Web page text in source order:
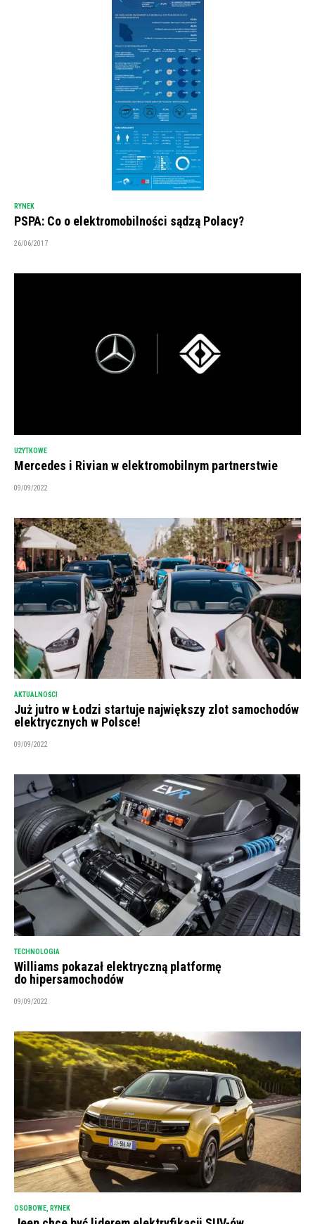
RYNEK
PSPA: Co o elektromobilności sądzą Polacy?
26/06/2017
UŻYTKOWE
Mercedes i Rivian w elektromobilnym partnerstwie
09/09/2022
AKTUALNOŚCI
Już jutro w Łodzi startuje największy zlot samochodów
elektrycznych w Polsce!
09/09/2022
TECHNOLOGIA
Williams pokazał elektryczną platformę
do hipersamochodów
09/09/2022
OSOBOWE RYNEK